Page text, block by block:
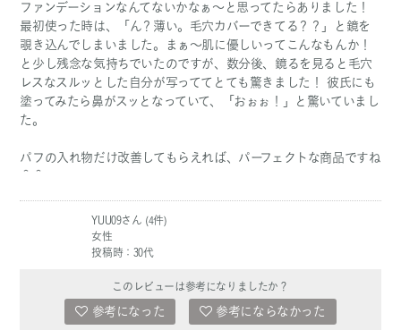
ファンデーションなんてないかなぁ〜と思ってたらありました！
最初使った時は、「ん？薄い。毛穴カバーできてる？？」と鏡を
覗き込んでしまいました。まぁ〜肌に優しいってこんなもんか！
と少し残念な気持ちでいたのですが、数分後、鏡るを見ると毛穴
レスなスルッとした自分が写っててとても驚きました！ 彼氏にも
塗ってみたら鼻がスッとなっていて、「おぉぉ！」と驚いていまし
た。
パフの入れ物だけ改善してもらえれば、パーフェクトな商品ですね
＾＾
YUU09さん (4件)
女性
投稿時：30代
このレビューは参考になりましたか？
参考になった 参考にならなかった